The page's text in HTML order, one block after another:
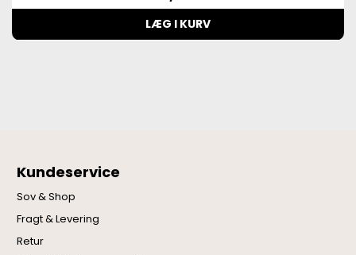
LÆG I KURV
Kundeservice
Sov & Shop
Fragt & Levering
Retur